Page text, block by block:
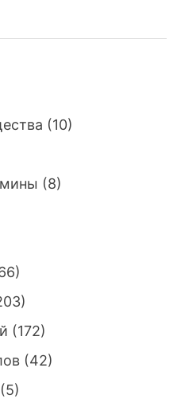
(10)
(8)
(172)
(42)
(5)